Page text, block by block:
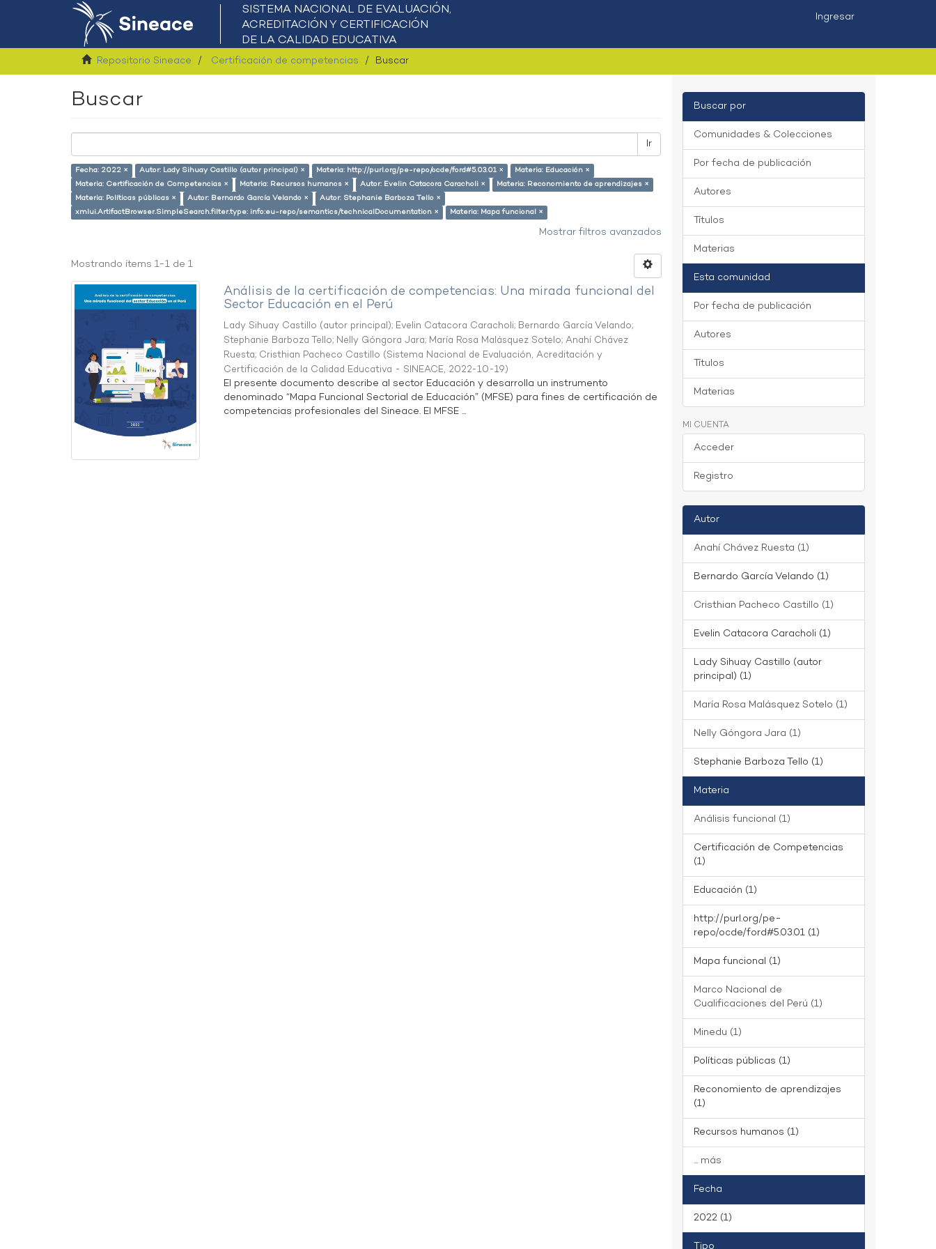
Ingresar
Repositorio Sineace Certificación de competencias Buscar
Buscar
Ir
Fecha: 2022 × Autor: Lady Sihuay Castillo (autor principal) × Materia: http://purl.org/pe-repo/ocde/ford#5.03.01 ×
Materia: Educación ×
Materia: Certificación de Competencias ×
Materia: Recursos humanos × Autor: Evelin Catacora Caracholi ×
Materia: Reconomiento de aprendizajes ×
Materia: Políticas públicas ×
Autor: Bernardo García Velando ×
Autor: Stephanie Barboza Tello ×
xmlui.ArtifactBrowser.SimpleSearch.filter.type: info:eu-repo/semantics/technicalDocumentation ×
Materia: Mapa funcional ×
Mostrar filtros avanzados
Mostrando ítems 1-1 de 1
Análisis de la certificación de competencias: Una mirada funcional del
Sector Educación en el Perú
Lady Sihuay Castillo (autor principal); Evelin Catacora Caracholi; Bernardo García Velando;
Stephanie Barboza Tello; Nelly Góngora Jara; María Rosa Malásquez Sotelo;Anahí Chávez
Ruesta; Cristhian Pacheco Castillo (Sistema Nacional de Evaluación, Acreditación y
Certificación de la Calidad Educativa - SINEACE, 2022-10-19)
El presente documento describe al sector Educación y desarrolla un instrumento
denominado “Mapa Funcional Sectorial de Educación” (MFSE) para fines de certificación de
competencias profesionales del Sineace. El MFSE ...
Buscar por
Comunidades & Colecciones
Por fecha de publicación
Autores
Títulos
Materias
Esta comunidad
Por fecha de publicación
Autores
Títulos
Materias
MI CUENTA
Acceder
Registro
Autor
Anahí Chávez Ruesta (1)
Bernardo García Velando (1)
Cristhian Pacheco Castillo (1)
Evelin Catacora Caracholi (1)
Lady Sihuay Castillo (autor
principal) (1)
María Rosa Malásquez Sotelo (1)
Nelly Góngora Jara (1)
Stephanie Barboza Tello (1)
Materia
Análisis funcional (1)
Certificación de Competencias
(1)
Educación (1)
http://purl.org/pe-
repo/ocde/ford#5.03.01 (1)
Mapa funcional (1)
Marco Nacional de
Cualificaciones del Perú (1)
Minedu (1)
Políticas públicas (1)
Reconomiento de aprendizajes
(1)
Recursos humanos (1)
... más
Fecha
2022 (1)